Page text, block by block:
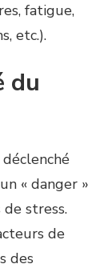
fatigue,
etc.).
du
« danger »
stress.
de
des